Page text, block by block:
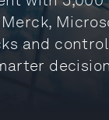
Merck,
and